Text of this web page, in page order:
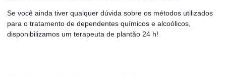
Se você ainda tiver qualquer dúvida sobre os métodos utilizados
para o tratamento de dependentes químicos e alcoólicos,
disponibilizamos um terapeuta de plantão 24 h!